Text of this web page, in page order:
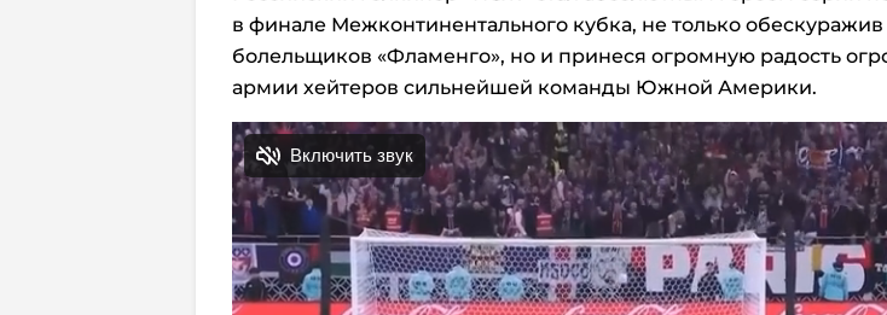
в финале Межконтинентального кубка, не только обескуражив
болельщиков «Фламенго», но и принеся огромную радость
армии хейтеров сильнейшей команды Южной Америки.